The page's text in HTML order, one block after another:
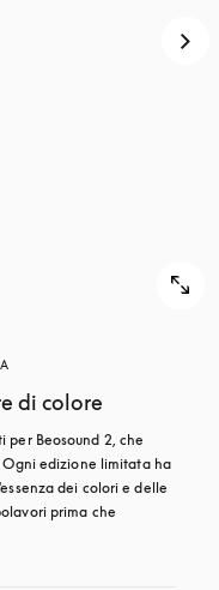
di colore
per Beosound 2, che
edizione limitata ha
dei colori e delle
prima che